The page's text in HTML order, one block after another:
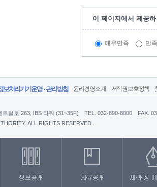
이 페이지에서 제공
매우만족 만족
보처리기기운영 · 관리방침 윤리경영소개 저작권보호정책
럴로 263, IBS 타워 (31~35F) TEL. 032-890-8000
FAX.
ALL RIGHTS RESERVED.